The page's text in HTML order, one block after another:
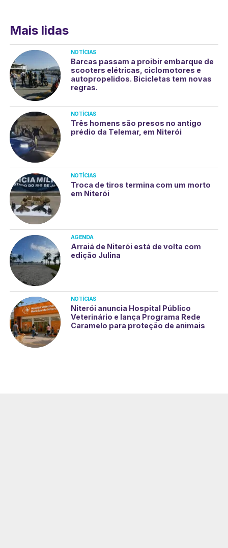
Mais lidas
NOTÍCIAS
Barcas passam a proibir embarque de
scooters elétricas, ciclomotores e
autopropelidos. Bicicletas tem novas
regras.
NOTÍCIAS
Três homens são presos no antigo
prédio da Telemar, em Niterói
NOTÍCIAS
Troca de tiros termina com um morto
em Niterói
AGENDA
Arraiá de Niterói está de volta com
edição Julina
NOTÍCIAS
Niterói anuncia Hospital Público
Veterinário e lança Programa Rede
Caramelo para proteção de animais